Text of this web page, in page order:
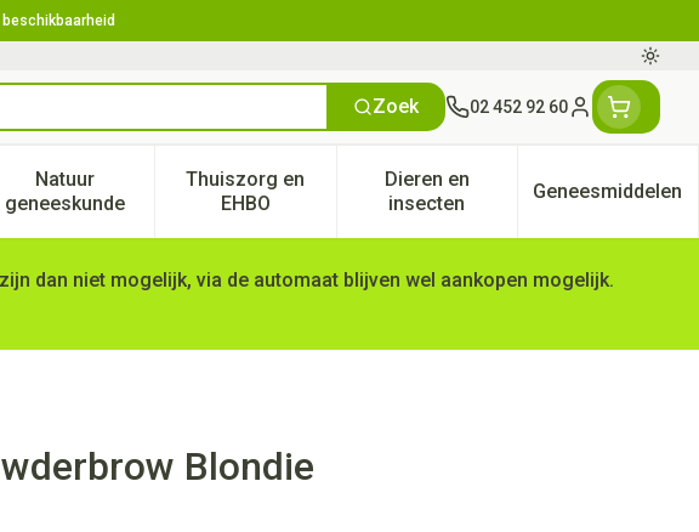
Zoek 02 452 92 60
Klant menu
en kinderen categorie
voor Vitaliteit 50+ categorie
Natuur
geneeskunde
Toon submenu voor Natuur geneeskunde categorie
Thuiszorg en
EHBOToon submenu voor Thuiszorg en EHBO categorie
Dieren en
insectenToon submenu voor Dieren
Geneesmiddelen
Toon
dan niet mogelijk, via de automaat blijven wel aankopen mogelijk.
Blondie